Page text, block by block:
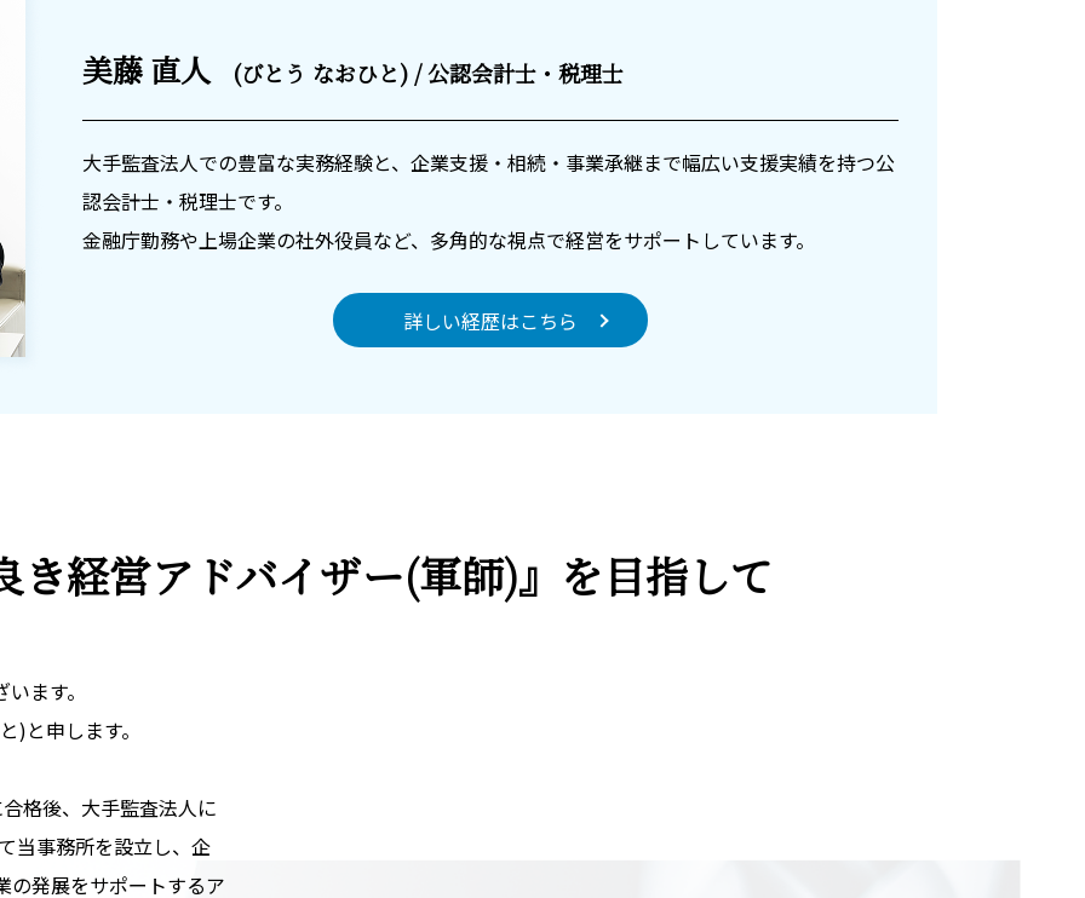
美藤 直人 (びとう なおひと) / 公認会計士・税理士
大手監査法人での豊富な実務経験と、企業支援・相続・事業承継まで幅広い支援実績を持つ公
認会計士・税理士です。
金融庁勤務や上場企業の社外役員など、多角的な視点で経営をサポートしています。
詳しい経歴はこちら
き経営アドバイザー(軍師)』を目指して
ます。
)と申します。
格後、大手監査法人に
当事務所を設立し、企
の発展をサポートするア